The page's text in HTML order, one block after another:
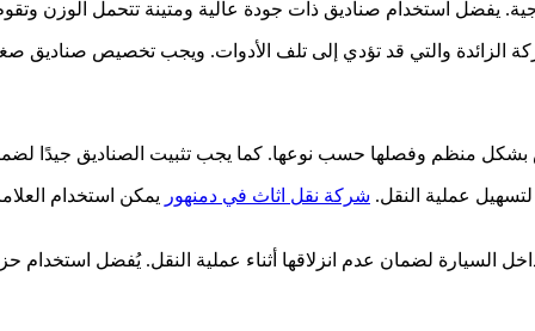
يفضل استخدام صناديق ذات جودة عالية ومتينة تتحمل الوزن
الزائدة والتي قد تؤدي إلى تلف الأدوات. ويجب تخصيص صناديق
منظم وفصلها حسب نوعها. كما يجب تثبيت الصناديق جيدًا لضمان
عملية النقل. شركة نقل اثاث في دمنهور يمكن استخدام
السيارة لضمان عدم انزلاقها أثناء عملية النقل. يُفضل استخدام